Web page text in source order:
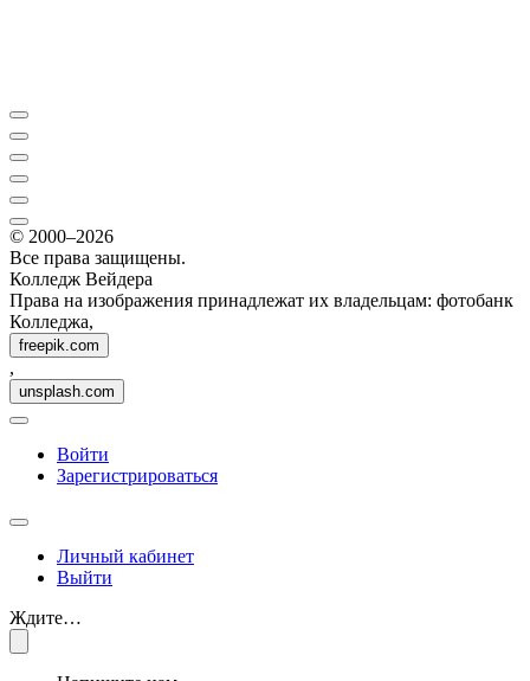
© 2000–2026
Все права защищены.
Колледж Вейдера
Права на изображения принадлежат их владельцам: фотобанк
Колледжа,
freepik.com
,
unsplash.com
Войти
Зарегистрироваться
Личный кабинет
Выйти
Ждите…